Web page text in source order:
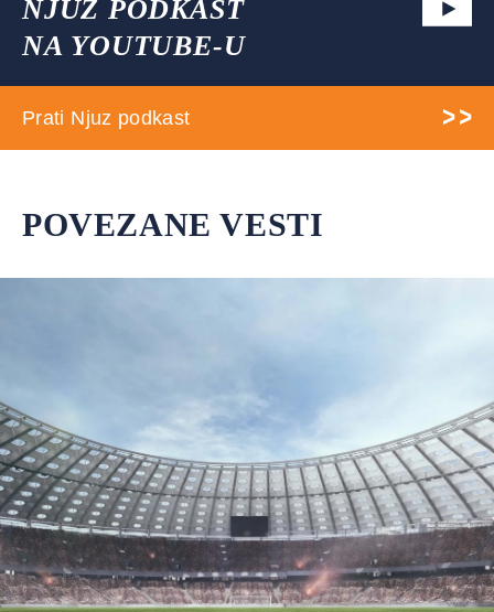
NJUZ PODKAST
NA YOUTUBE-U
Prati Njuz podkast
POVEZANE VESTI